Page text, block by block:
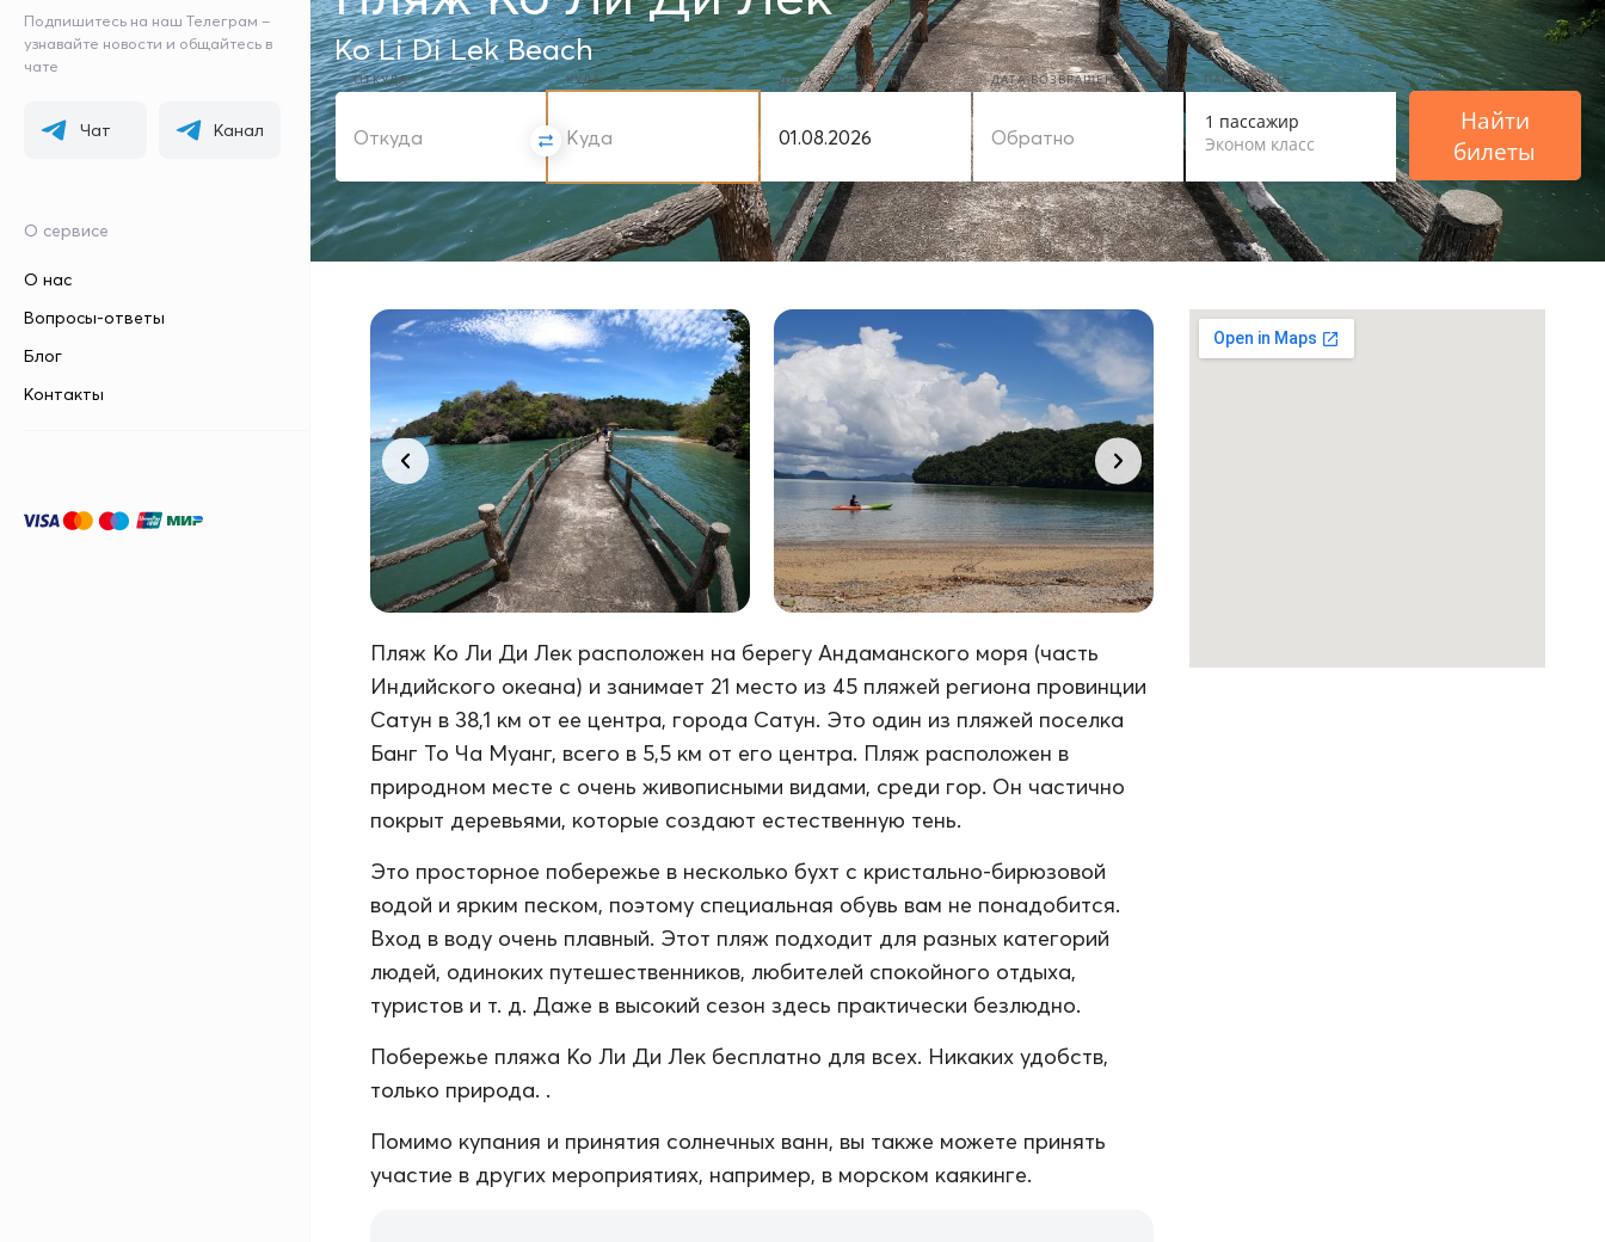
Подпишитесь на наш Телеграм –
узнавайте новости и общайтесь в
чате
Чат Канал
О сервисе
О нас
Вопросы-ответы
Блог
Контакты
Ko Li Di Lek Beach
ОТКУДА КУДА ДАТА ОТПРАВЛЕНИЯ ДАТА ВОЗВРАЩЕНИЯ ПАССАЖИРЫ
1 пассажир
Эконом класс
Найти
билеты
Пляж Ко Ли Ди Лек расположен на берегу Андаманского моря (часть
Индийского океана) и занимает 21 место из 45 пляжей региона провинции
Сатун в 38,1 км от ее центра, города Сатун. Это один из пляжей поселка
Банг То Ча Муанг, всего в 5,5 км от его центра. Пляж расположен в
природном месте с очень живописными видами, среди гор. Он частично
покрыт деревьями, которые создают естественную тень.
Это просторное побережье в несколько бухт с кристально-бирюзовой
водой и ярким песком, поэтому специальная обувь вам не понадобится.
Вход в воду очень плавный. Этот пляж подходит для разных категорий
людей, одиноких путешественников, любителей спокойного отдыха,
туристов и т. д. Даже в высокий сезон здесь практически безлюдно.
Побережье пляжа Ко Ли Ди Лек бесплатно для всех. Никаких удобств,
только природа. .
Помимо купания и принятия солнечных ванн, вы также можете принять
участие в других мероприятиях, например, в морском каякинге.